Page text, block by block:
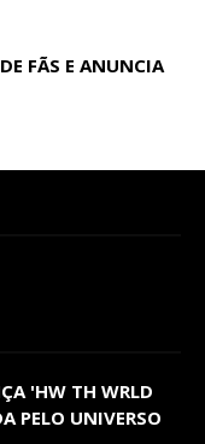
FÃS E ANUNCIA
'HW TH WRLD
PELO UNIVERSO